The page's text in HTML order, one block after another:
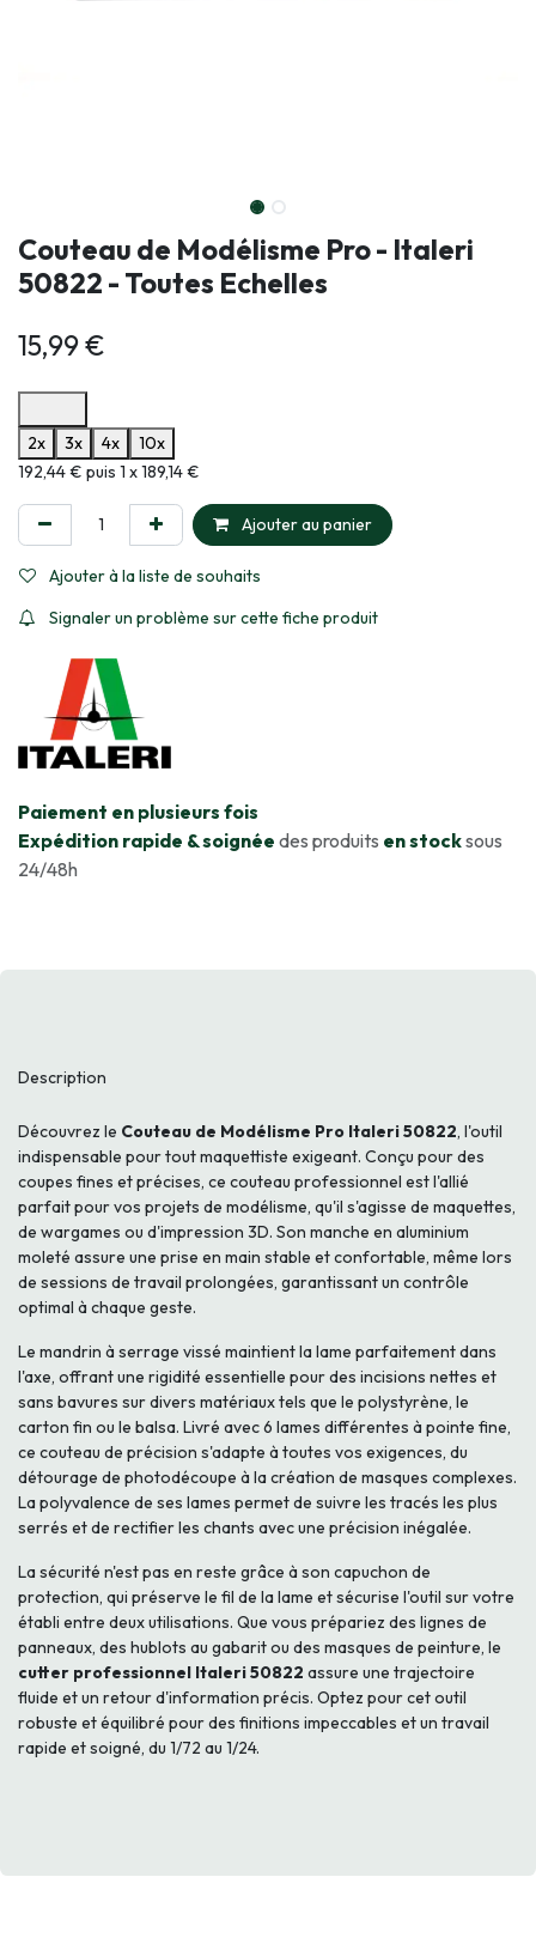
Couteau de Modélisme Pro - Italeri
50822 - Toutes Echelles
15,99€
2x
3x 4x
10x
Informations sur le plan de paiement sélectionné
192,44 € puis 1 x 189,14 €
Ajouter au panier
Ajouter à la liste de souhaits
Signaler un problème sur cette fiche produit
​Paiement en plusieurs fois
Expédition rapide & soignée des produits en stocksous
24/48h
Description
Découvrez le Couteau de Modélisme Pro Italeri 50822, l'outil
indispensable pour tout maquettiste exigeant. Conçu pour des
coupes fines et précises, ce couteau professionnel est l'allié
parfait pour vos projets de modélisme, qu'il s'agisse de maquettes,
de wargames ou d'impression 3D. Son manche en aluminium
moleté assure une prise en main stable et confortable, même lors
de sessions de travail prolongées, garantissant un contrôle
optimal à chaque geste.
Le mandrin à serrage vissé maintient la lame parfaitement dans
l'axe, offrant une rigidité essentielle pour des incisions nettes et
sans bavures sur divers matériaux tels que le polystyrène, le
carton fin ou le balsa. Livré avec 6 lames différentes à pointe fine,
ce couteau de précision s'adapte à toutes vos exigences, du
détourage de photodécoupe à la création de masques complexes.
La polyvalence de ses lames permet de suivre les tracés les plus
serrés et de rectifier les chants avec une précision inégalée.
La sécurité n'est pas en reste grâce à son capuchon de
protection, qui préserve le fil de la lame et sécurise l'outil sur votre
établi entre deux utilisations. Que vous prépariez des lignes de
panneaux, des hublots au gabarit ou des masques de peinture, le
cutter professionnel Italeri 50822 assure une trajectoire
fluide et un retour d'information précis. Optez pour cet outil
robuste et équilibré pour des finitions impeccables et un travail
rapide et soigné, du 1/72 au 1/24.